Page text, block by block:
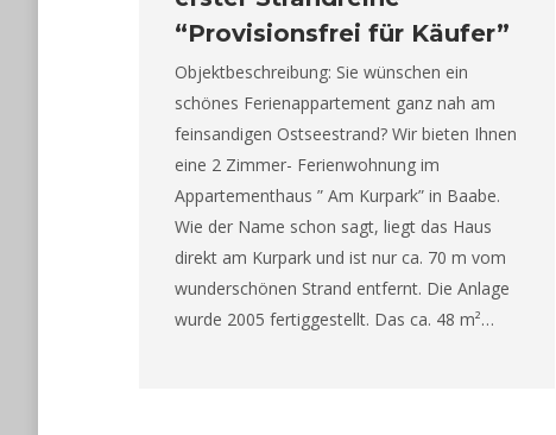
“Provisionsfrei für Käufer”
Objektbeschreibung: Sie wünschen ein
schönes Ferienappartement ganz nah am
feinsandigen Ostseestrand? Wir bieten Ihnen
eine 2 Zimmer- Ferienwohnung im
Appartementhaus ” Am Kurpark” in Baabe.
Wie der Name schon sagt, liegt das Haus
direkt am Kurpark und ist nur ca. 70 m vom
wunderschönen Strand entfernt. Die Anlage
wurde 2005 fertiggestellt. Das ca. 48 m²…